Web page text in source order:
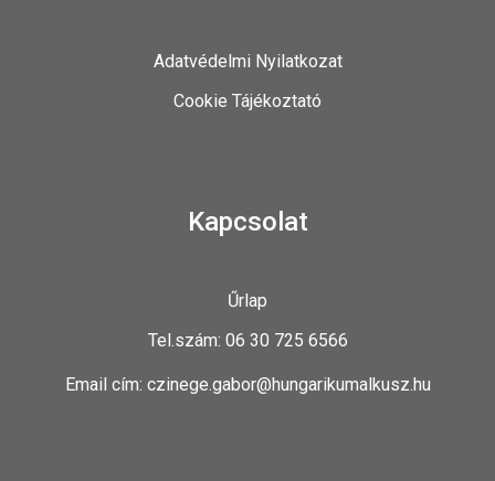
Adatvédelmi Nyilatkozat
Cookie Tájékoztató
Kapcsolat
Űrlap
Tel.szám: 06 30 725 6566
Email cím: czinege.gabor@hungarikumalkusz.hu